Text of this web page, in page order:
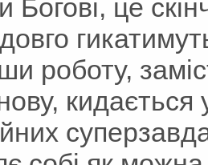
Богові, це
роботу,
кидається